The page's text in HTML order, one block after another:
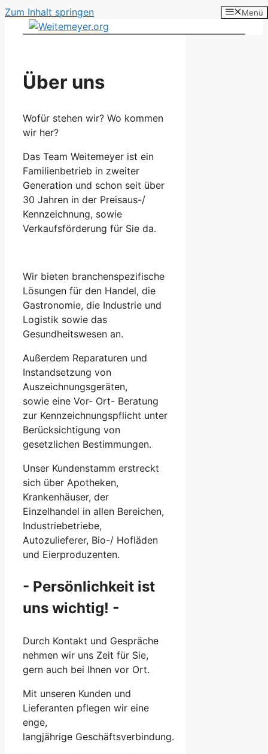
Zum Inhalt springen Menü
Über uns
Wofür stehen wir? Wo kommen
wir her?
Das Team Weitemeyer ist ein
Familienbetrieb in zweiter
Generation und schon seit über
30 Jahren in der Preisaus-/
Kennzeichnung, sowie
Verkaufsförderung für Sie da.
Wir bieten branchenspezifische
Lösungen für den Handel, die
Gastronomie, die Industrie und
Logistik sowie das
Gesundheitswesen an.
Außerdem Reparaturen und
Instandsetzung von
Auszeichnungsgeräten,
sowie eine Vor- Ort- Beratung
zur Kennzeichnungspflicht unter
Berücksichtigung von
gesetzlichen Bestimmungen.
Unser Kundenstamm erstreckt
sich über Apotheken,
Krankenhäuser, der
Einzelhandel in allen Bereichen,
Industriebetriebe,
Autozulieferer, Bio-/ Hofläden
und Eierproduzenten.
- Persönlichkeit ist
uns wichtig! -
Durch Kontakt und Gespräche
nehmen wir uns Zeit für Sie,
gern auch bei Ihnen vor Ort.
Mit unseren Kunden und
Lieferanten pflegen wir eine
enge,
langjährige Geschäftsverbindung.